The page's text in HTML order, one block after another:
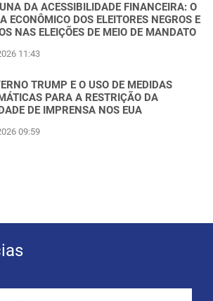
DA ACESSIBILIDADE FINANCEIRA: O
ECONÔMICO DOS ELEITORES NEGROS E
NAS ELEIÇÕES DE MEIO DE MANDATO
11:43
TRUMP E O USO DE MEDIDAS
PARA A RESTRIÇÃO DA
DE IMPRENSA NOS EUA
09:59